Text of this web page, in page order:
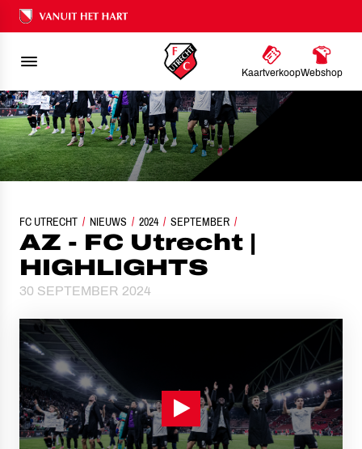
Ons nalatenschap
KaartverkoopWebshop
FC UTRECHT NIEUWS 2024 SEPTEMBER
AZ - FC UTRECHT | HIGHLIGHTS
AZ - FC Utrecht |
HIGHLIGHTS
30 SEPTEMBER 2024